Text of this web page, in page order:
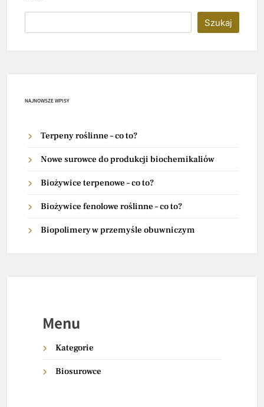
Szukaj
NAJNOWSZE WPISY
Terpeny roślinne – co to?
Nowe surowce do produkcji biochemikaliów
Biożywice terpenowe – co to?
Biożywice fenolowe roślinne – co to?
Biopolimery w przemyśle obuwniczym
Menu
Kategorie
Biosurowce